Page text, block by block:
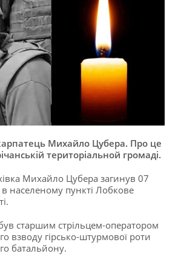
Михайло Цубера. Про це
територiальной громадi.
Михайло Цубера загинув 07
населеному пунктi Лобкове
старшим стрiльцем-оператором
взводу гiрсько-штурмової роти
батальйону.